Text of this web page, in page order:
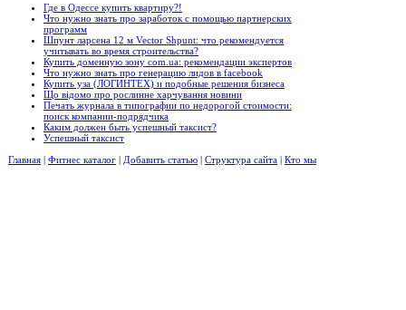
Где в Одессе купить квартиру?!
Что нужно знать про заработок с помощью партнерских
программ
Шпунт ларсена 12 м Vector Shpunt: что рекомендуется
учитывать во время строительства?
Купить доменную зону com.ua: рекомендации экспертов
Что нужно знать про генерацию лидов в facebook
Купить уза (ЛОГИНТЕХ) и подобные решения бизнеса
Що відомо про рослинне харчування новини
Печать журнала в типографии по недорогой стоимости:
поиск компании-подрядчика
Каким должен быть успешный таксист?
Успешный таксист
Главная | Фитнес каталог | Добавить статью | Структура сайта | Кто мы